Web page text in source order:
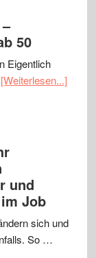
50
Eigentlich
[Weiterlesen...]
und
Job
sich und
So …